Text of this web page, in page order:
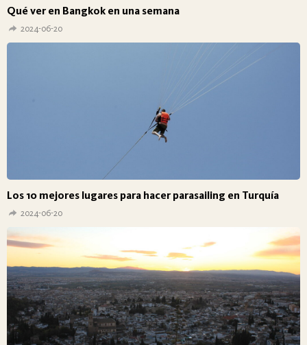
Qué ver en Bangkok en una semana
2024-06-20
Los 10 mejores lugares para hacer parasailing en Turquía
2024-06-20